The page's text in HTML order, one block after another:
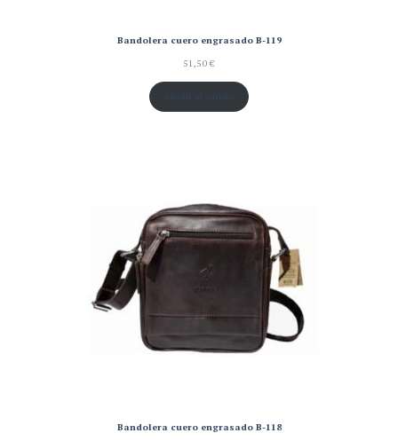
Bandolera cuero engrasado B-119
51,50€
Añadir al carrito
Bandolera cuero engrasado B-118